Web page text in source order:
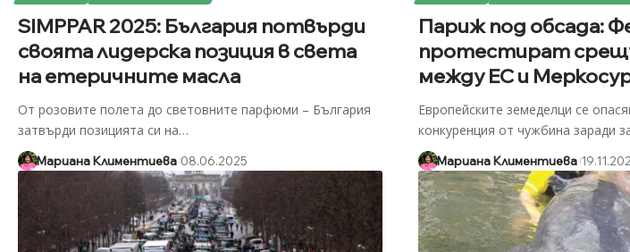
SIMPPAR 2025: България потвърди
своята лидерска позиция в света
на етеричните масла
От розовите полета до световните парфюми – България
затвърди позицията си на…
Мариана Климентиева 08.06.2025
Париж под обсада:
протестират
между ЕС и
Европейските земеделци се
конкуренция от чужбина заради
Мариана Климентиева